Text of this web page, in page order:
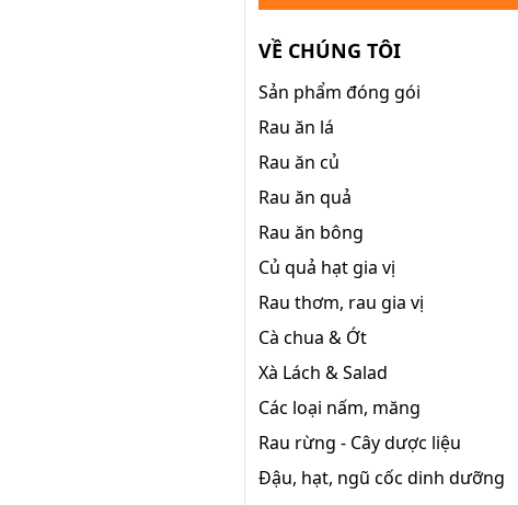
VỀ CHÚNG TÔI
Sản phẩm đóng gói
Rau ăn lá
Rau ăn củ
Rau ăn quả
Rau ăn bông
Củ quả hạt gia vị
Rau thơm, rau gia vị
Cà chua & Ớt
Xà Lách & Salad
Các loại nấm, măng
Rau rừng - Cây dược liệu
Đậu, hạt, ngũ cốc dinh dưỡng